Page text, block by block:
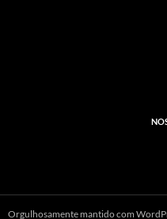
Orgulhosamente mantido com